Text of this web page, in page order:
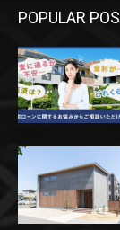
POPULAR